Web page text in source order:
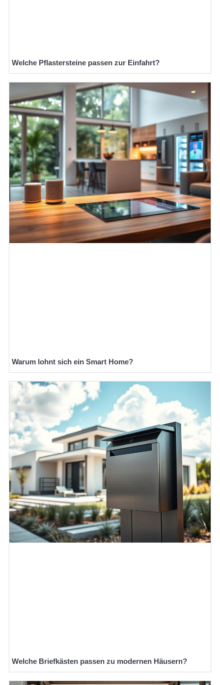
Welche Pflastersteine passen zur Einfahrt?
Warum lohnt sich ein Smart Home?
Welche Briefkästen passen zu modernen Häusern?